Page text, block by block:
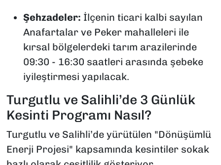
Şehzadeler: İlçenin ticari kalbi sayılan
Anafartalar ve Peker mahalleleri ile
kırsal bölgelerdeki tarım arazilerinde
09:30 - 16:30 saatleri arasında şebeke
iyileştirmesi yapılacak.
Turgutlu ve Salihli’de 3 Günlük
Kesinti Programı Nasıl?
Turgutlu ve Salihli’de yürütülen "Dönüşümlü
Enerji Projesi" kapsamında kesintiler sokak